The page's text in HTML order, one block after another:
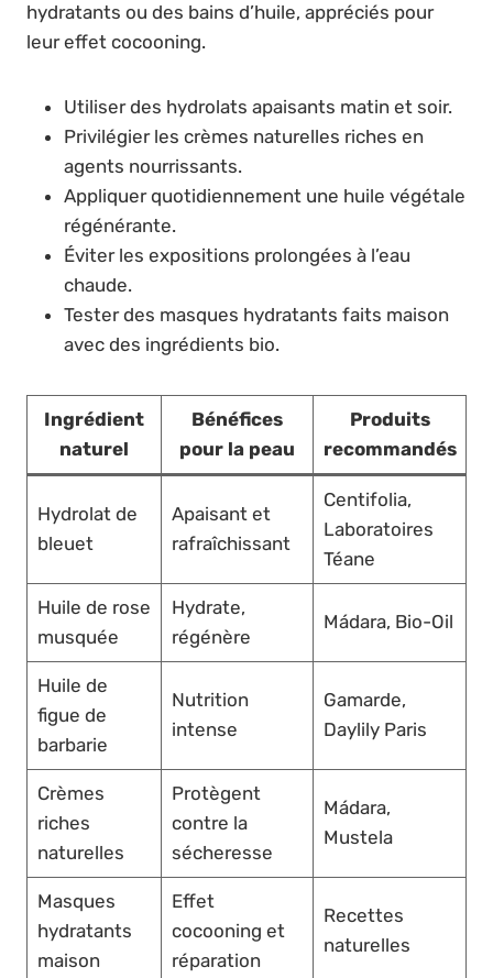
hydratants ou des bains d’huile, appréciés pour
leur effet cocooning.
Utiliser des hydrolats apaisants matin et soir.
Privilégier les crèmes naturelles riches en
agents nourrissants.
Appliquer quotidiennement une huile végétale
régénérante.
Éviter les expositions prolongées à l’eau
chaude.
Tester des masques hydratants faits maison
avec des ingrédients bio.
Ingrédient
naturel
Bénéfices
pour la peau
Produits
recommandés
Hydrolat de
bleuet
Apaisant et
rafraîchissant
Centifolia,
Laboratoires
Téane
Huile de rose
musquée
Hydrate,
régénère
Mádara, Bio-Oil
Huile de
figue de
barbarie
Nutrition
intense
Gamarde,
Daylily Paris
Crèmes
riches
naturelles
Protègent
contre la
sécheresse
Mádara,
Mustela
Masques
hydratants
maison
Effet
cocooning et
réparation
Recettes
naturelles